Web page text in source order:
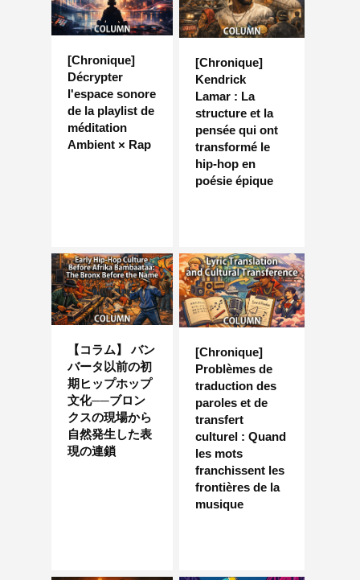
[Chronique]
Décrypter
l'espace sonore
de la playlist de
méditation
Ambient × Rap
[Chronique]
Kendrick
Lamar : La
structure et la
pensée qui ont
transformé le
hip-hop en
poésie épique
【コラム】 バン
バータ以前の初
期ヒップホップ
文化──ブロン
クスの現場から
自然発生した表
現の連鎖
[Chronique]
Problèmes de
traduction des
paroles et de
transfert
culturel : Quand
les mots
franchissent les
frontières de la
musique